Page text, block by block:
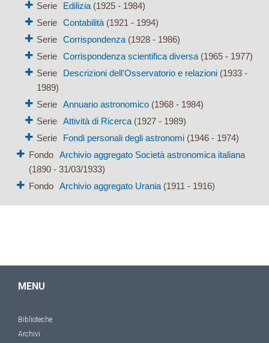
Serie
Edilizia(1925 - 1984)
Serie Contabilità(1921 - 1994)
Serie Corrispondenza(1928 - 1986)
Serie Corrispondenza scientifica diversa(1965 - 1977)
Serie
Descrizioni dell'Osservatorio e relazioni(1933 -
1989)
Serie Annuario astronomico(1968 - 1984)
Serie Attività di Ricerca(1927 - 1989)
Serie
Fondi personali degli astronomi(1946 - 1974)
Fondo
Archivio aggregato Società astronomica italiana
(1890 - 31/03/1933)
Fondo
Archivio aggregato Urania(1911 - 1916)
MENU
Biblioteche
Archivi